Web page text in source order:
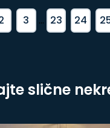
3 ... 23 24
slične